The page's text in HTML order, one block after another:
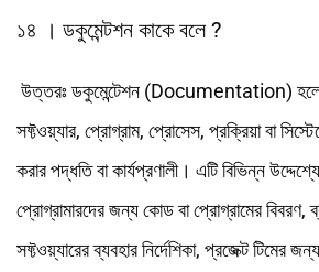
১৪ । ডকুমেন্টশন কাকে বলে ?
উত্তরঃ ডকুমেন্টেশন (Documentation)
সফ্টওয়্যার, প্রোগ্রাম, প্রোসেস, প্রক্রিয়া বা
করার পদ্ধতি বা কার্যপ্রণালী। এটি বিভিন্ন
প্রোগ্রামারদের জন্য কোড বা প্রোগ্রামের বিবরণ,
সফ্টওয়্যারের ব্যবহার নির্দেশিকা, প্রজেক্ট টিমের